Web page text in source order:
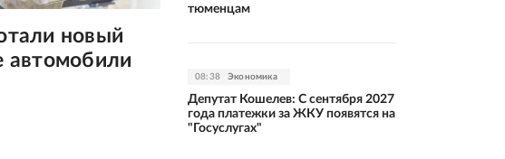
новый
автомобили
тюменцам
08:38 Экономика
Депутат Кошелев: С сентября 2027
года платежки за ЖКУ появятся на
"Госуслугах"